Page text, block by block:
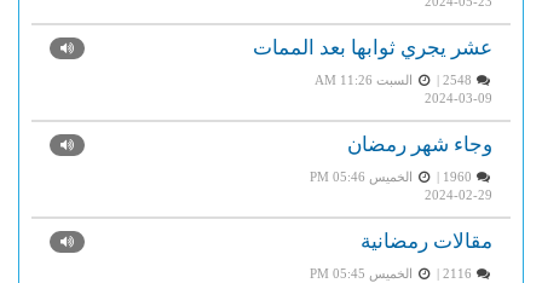
عشر يجري ثوابها بعد الممات
السبت AM 11:26
2024-03-09
وجاء شهر رمضان
الخميس PM 05:46
2024-02-29
مقالات رمضانية
الخميس PM 05:45